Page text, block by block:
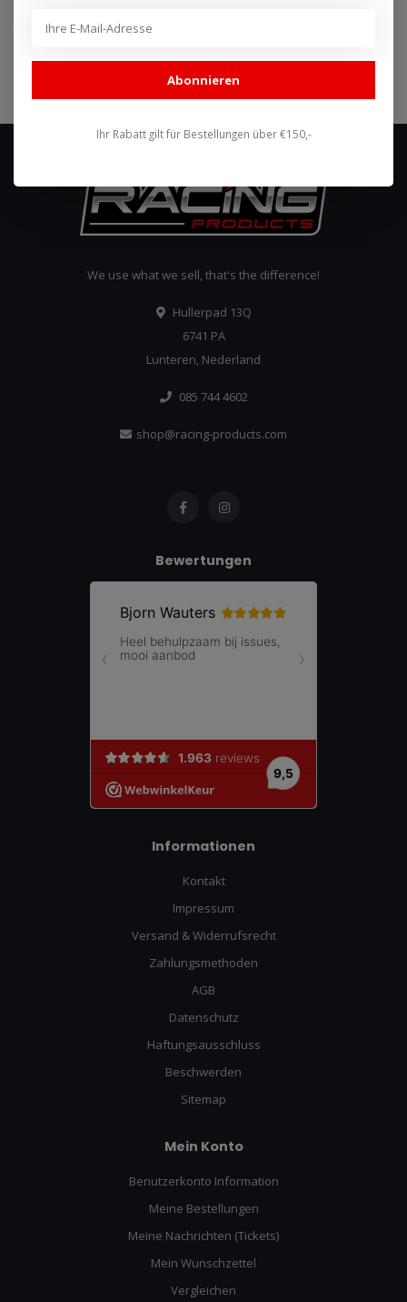
Bleibe auf dem Laufenden mit unseren Newsletter-Angeboten
Abonnieren
We use what we sell, that's the difference!
Hullerpad 13Q
6741 PA
Lunteren, Nederland
085 744 4602
shop@racing-products.com
Bewertungen
Informationen
Kontakt
Impressum
Versand & Widerrufsrecht
Zahlungsmethoden
AGB
Datenschutz
Haftungsausschluss
Beschwerden
Sitemap
Mein Konto
Benutzerkonto Information
Meine Bestellungen
Meine Nachrichten (Tickets)
Mein Wunschzettel
Vergleichen
Abonnieren
Ihr Rabatt gilt für Bestellungen über €150,-